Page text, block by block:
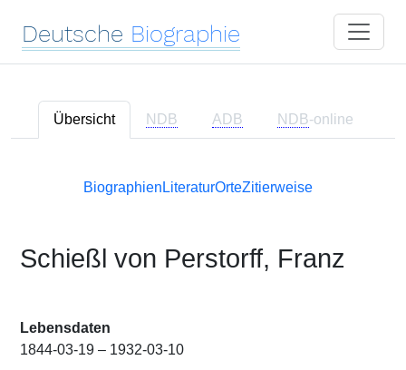
Deutsche Biographie
Übersicht NDB ADB NDB-online
Biographien LiteraturOrteZitierweise
Schießl von Perstorff, Franz
Lebensdaten
1844-03-19 – 1932-03-10